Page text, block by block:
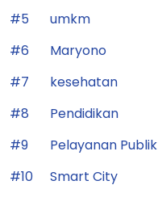
#5
umkm
#6
Maryono
#7
kesehatan
#8
Pendidikan
#9
Pelayanan Publik
#10
Smart City